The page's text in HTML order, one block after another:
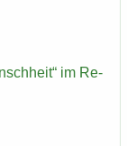
im Re­